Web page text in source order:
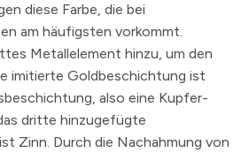
diese Farbe, die bei
am häufigsten vorkommt.
Metallelement hinzu, um den
imitierte Goldbeschichtung ist
also eine Kupfer-
dritte hinzugefügte
Zinn. Durch die Nachahmung von